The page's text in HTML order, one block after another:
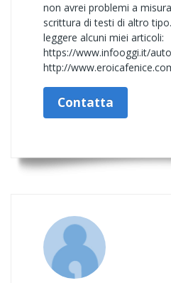
non avrei problemi a
scrittura di testi di altro
leggere alcuni miei articoli:
https://www.infooggi.it/
http://
Contatta